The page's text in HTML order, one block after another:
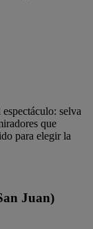
selva
que
para elegir la
Juan)